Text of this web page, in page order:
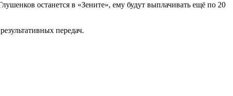
останется в «Зените», ему будут выплачивать ещё по 20
передач.